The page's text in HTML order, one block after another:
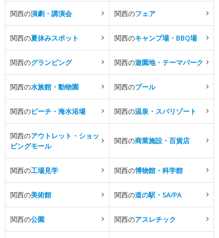
関西の演劇・講演会 関西のフェア
関西の夏休みスポット 関西のキャンプ場・BBQ場
関西のグランピング 関西の遊園地・テーマパーク
関西の水族館・動物園 関西のプール
関西のビーチ・海水浴場 関西の温泉・スパリゾート
関西のアウトレット・ショッ
ピングモール
関西の商業施設・百貨店
関西の工場見学 関西の博物館・科学館
関西の美術館 関西の道の駅・SA/PA
関西の公園 関西のアスレチック